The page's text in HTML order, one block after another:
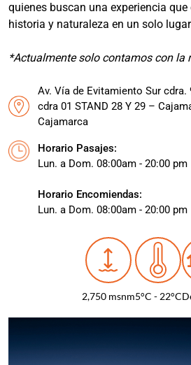
quienes buscan una experiencia que
historia y naturaleza en un solo
*Actualmente solo contamos con la
Av. Vía de Evitamiento Sur cdra.
cdra 01 STAND 28 Y 29 –
Cajamarca
Horario Pasajes:
Lun. a Dom. 08:00am - 20:00 pm
Horario Encomiendas:
Lun. a Dom. 08:00am - 20:00 pm
2,750 msnm5°C - 22°C